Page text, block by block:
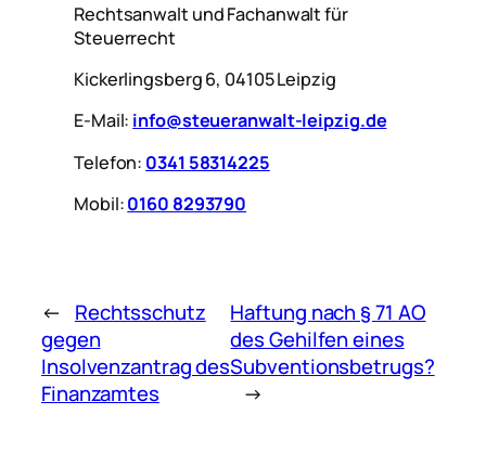
Rechtsanwalt und Fachanwalt für
Steuerrecht
Kickerlingsberg 6, 04105 Leipzig
E-Mail: info@steueranwalt-leipzig.de
Telefon: 0341 58314225
Mobil:0160 8293790
←
Rechtsschutz
gegen
Insolvenzantrag des
Finanzamtes
Haftung nach § 71 AO
des Gehilfen eines
Subventionsbetrugs?
→